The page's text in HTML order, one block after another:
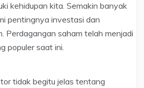
kehidupan kita. Semakin banyak
pentingnya investasi dan
Perdagangan saham telah menjadi
populer saat ini.
tidak begitu jelas tentang